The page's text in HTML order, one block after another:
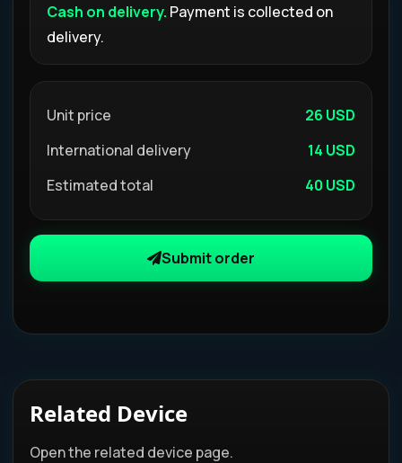
Cash on delivery. Payment is collected on
delivery.
Unit price
26 USD
International delivery
14 USD
Estimated total
40 USD
Submit order
Related Device
Open the related device page.